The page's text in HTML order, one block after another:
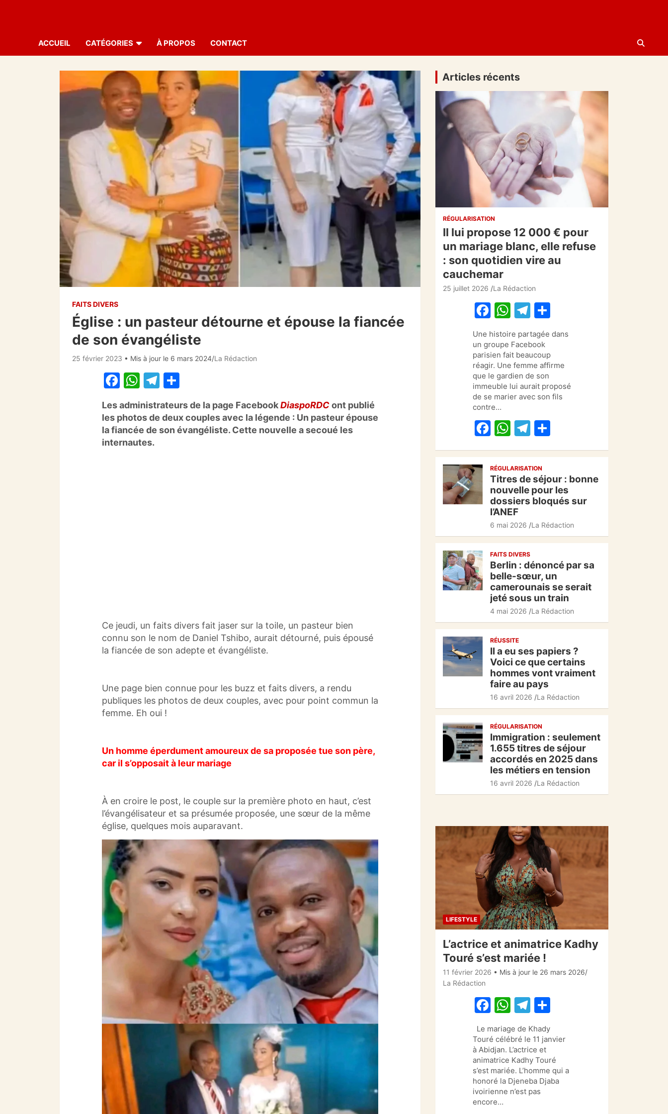
ACCUEIL CATÉGORIES À PROPOS CONTACT
FAITS DIVERS
Église : un pasteur détourne et épouse la fiancée
de son évangéliste
25 février 2023 • Mis à jour le 6 mars 2024 La Rédaction
F
c
e
b
W
h
at
s
A
T
e
gr
ta
g
Les administrateurs de la page FacebookDiaspoRDCont publié
les photos de deux couples avec la légende : Un pasteur épouse
la fiancée de son évangéliste. Cette nouvelle a secoué les
internautes.
Ce jeudi, un faits divers fait jaser sur la toile, un pasteur bien
connu son le nom de Daniel Tshibo, aurait détourné, puis épousé
la fiancée de son adepte et évangéliste.
Une page bien connue pour les buzz et faits divers, a rendu
publiques les photos de deux couples, avec pour point commun la
femme. Eh oui !
Un homme éperdument amoureux de sa proposée tue son père,
car il s’opposait à leur mariage
À en croire le post, le couple sur la première photo en haut, c’est
l’évangélisateur et sa présumée proposée, une sœur de la même
église, quelques mois auparavant.
Articles récents
RÉGULARISATION
Il lui propose 12 000 € pour
un mariage blanc, elle refuse
: son quotidien vire au
cauchemar
25 juillet 2026 La Rédaction
F
c
e
b
o
o
k
W
at
s
A
p
p
T
el
e
gr
a
m
ta
g
er
Une histoire partagée dans
un groupe Facebook
parisien fait beaucoup
réagir. Une femme affirme
que le gardien de son
immeuble lui aurait proposé
de se marier avec son fils
contre…
F
c
e
b
o
o
k
W
s
A
p
p
T
gr
a
m
g
er
RÉGULARISATION
Titres de séjour : bonne
nouvelle pour les
dossiers bloqués sur
l’ANEF
6 mai 2026 La Rédaction
FAITS DIVERS
Berlin : dénoncé par sa
belle-sœur, un
camerounais se serait
jeté sous un train
4 mai 2026 La Rédaction
RÉUSSITE
Il a eu ses papiers ?
Voici ce que certains
hommes vont vraiment
faire au pays
16 avril 2026 La Rédaction
RÉGULARISATION
Immigration : seulement
1.655 titres de séjour
accordés en 2025 dans
les métiers en tension
16 avril 2026 La Rédaction
LIFESTYLE
L’actrice et animatrice Kadhy
Touré s’est mariée !
11 février 2026 • Mis à jour le 26 mars 2026
La Rédaction
F
c
e
b
o
o
W
at
s
A
p
p
T
el
e
gr
a
m
ta
g
er
Le mariage de Khady
Touré célébré le 11 janvier
à Abidjan. L’actrice et
animatrice Kadhy Touré
s’est mariée. L’homme qui a
honoré la Djeneba Djaba
ivoirienne n’est pas
encore…